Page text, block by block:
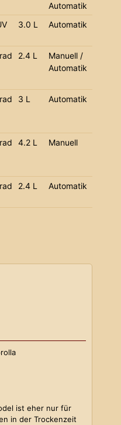
Automatik
3.0 L Automatik
2.4 L
Manuell /
Automatik
3 L Automatik
4.2 L Manuell
2.4 L Automatik
ist eher nur für
in der Trockenzeit